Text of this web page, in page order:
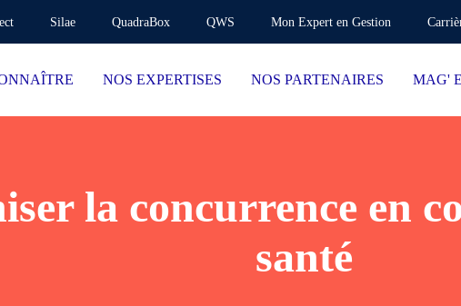
Silae QuadraBox QWS Mon Expert en Gestion
NOS EXPERTISES NOS PARTENAIRES MAG'
la concurrence en
santé